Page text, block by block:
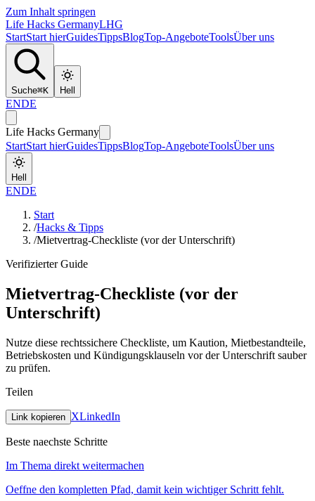
Zum Inhalt springen
Life Hacks GermanyLHG
StartStart hierGuidesTippsBlogTop-AngeboteToolsÜber uns
Suche⌘K Hell
ENDE
Life Hacks Germany
StartStart hierGuidesTippsBlogTop-AngeboteToolsÜber uns
Hell
ENDE
Start
/Hacks & Tipps
/Mietvertrag-Checkliste (vor der Unterschrift)
Verifizierter Guide
Mietvertrag-Checkliste (vor der
Unterschrift)
Nutze diese rechtssichere Checkliste, um Kaution, Mietbestandteile,
Betriebskosten und Kündigungsklauseln vor der Unterschrift sauber
zu prüfen.
Teilen
Link kopieren XLinkedIn
Beste naechste Schritte
Im Thema direkt weitermachen
Oeffne den kompletten Pfad, damit kein wichtiger Schritt fehlt.